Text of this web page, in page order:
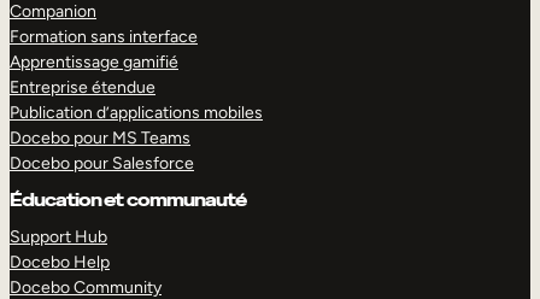
Companion
Formation sans interface
Apprentissage gamifié
Entreprise étendue
Publication d’applications mobiles
Docebo pour MS Teams
Docebo pour Salesforce
Éducation et communauté
Support Hub
Docebo Help
Docebo Community